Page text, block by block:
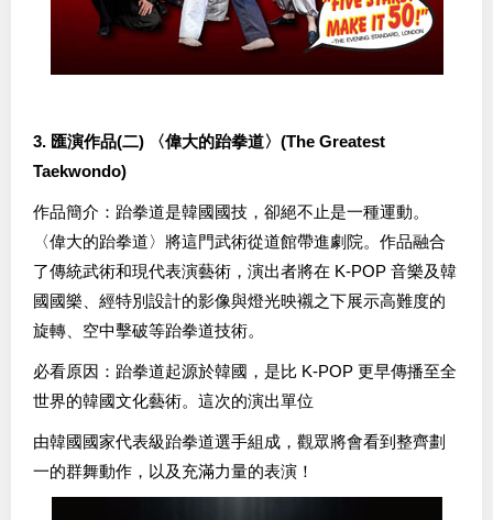
3. 匯演作品(二) 〈偉大的跆拳道〉(The Greatest
Taekwondo)
作品簡介：跆拳道是韓國國技，卻絕不止是一種運動。
〈偉大的跆拳道〉將這門武術從道館帶進劇院。作品融合
了傳統武術和現代表演藝術，演出者將在 K-POP 音樂及韓
國國樂、經特別設計的影像與燈光映襯之下展示高難度的
旋轉、空中擊破等跆拳道技術。
必看原因：跆拳道起源於韓國，是比 K-POP 更早傳播至全
世界的韓國文化藝術。這次的演出單位
由韓國國家代表級跆拳道選手組成，觀眾將會看到整齊劃
一的群舞動作，以及充滿力量的表演！